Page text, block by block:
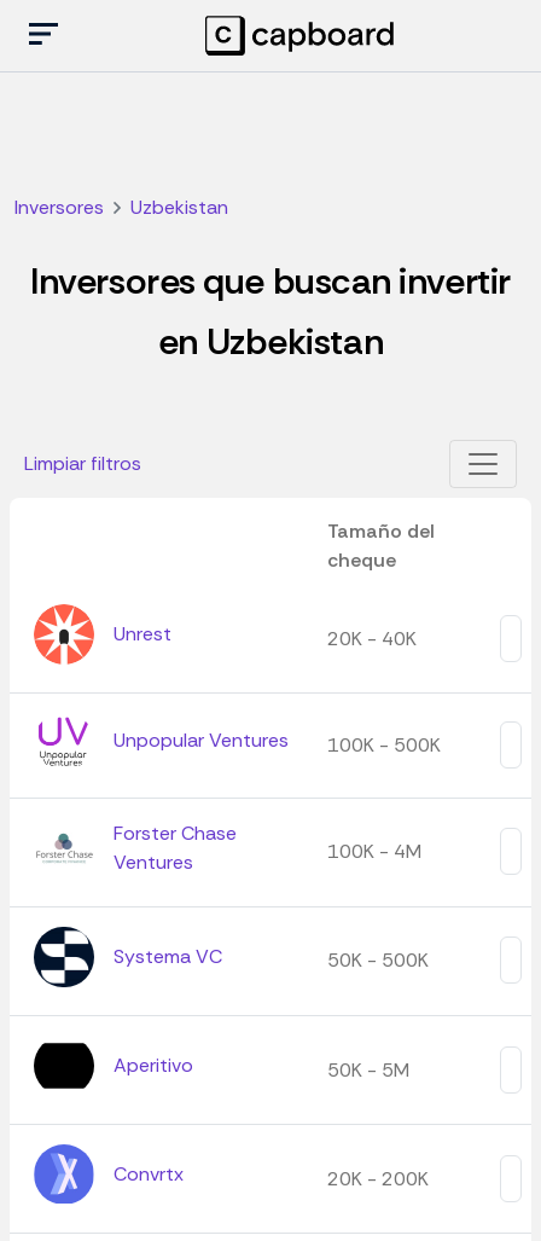
Inversores Uzbekistan
Inversores que buscan invertir
en Uzbekistan
Limpiar filtros
Tamaño del
cheque
Unrest 20K - 40K
Unpopular Ventures 100K - 500K
Forster Chase
Ventures
100K - 4M
Systema VC 50K - 500K
Aperitivo 50K - 5M
Convrtx 20K - 200K